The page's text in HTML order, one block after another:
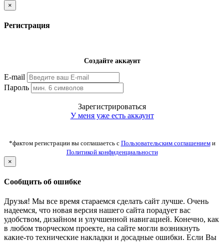
×
Регистрация
Создайте аккаунт
E-mail
Пароль
Зарегистрироваться
У меня уже есть аккаунт
*фактом регистрации вы соглашаетсь с Пользовательским соглашениеми
Политикой конфиденциальности
×
Сообщить об ошибке
Друзья! Мы все время стараемся сделать сайт лучше. Очень
надеемся, что новая версия нашего сайта порадует вас
удобством, дизайном и улучшенной навигацией. Конечно, как
в любом творческом проекте, на сайте могли возникнуть
какие-то технические накладки и досадные ошибки. Если Вы